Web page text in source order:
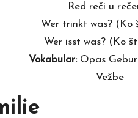
Red reči u
Wer trinkt was? (Ko
Wer isst was? (Ko
Vokabular: Opas
Vežbe